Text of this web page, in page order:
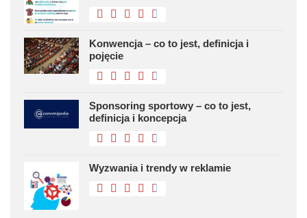
Konwencja – co to jest, definicja i
pojęcie
Sponsoring sportowy – co to jest,
definicja i koncepcja
Wyzwania i trendy w reklamie